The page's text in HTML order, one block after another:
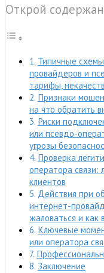
Открой
Типичные
провайдеров и
тарифы,
Признаки
на что обратить
Риски
или псевдо-
угрозы
Проверка
оператора связи:
клиентов
Действия при
интернет-
жаловаться и как
Ключевые
или оператора
Заключение